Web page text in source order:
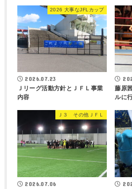
2026 大事なJFLカップ
2026.07.23
Ｊリーグ活動方針とＪＦＬ事業
内容
藤原
ルに
Ｊ３ その他ＪＦＬ
2026.07.06